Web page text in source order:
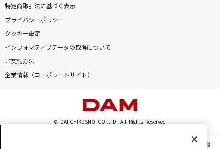
特定商取引法に基づく表示
プライバシーポリシー
クッキー設定
インフォマティブデータの取得について
ご契約方法
企業情報（コーポレートサイト）
© DAIICHIKOSHO CO.,LTD. All Rights Reserved.
このサイトに掲載されている一切の文章・画像・写真・動画・音声等を、手段や形態